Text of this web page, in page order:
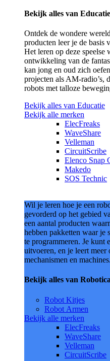
Bekijk alles van
Ontdek de wondere
producten leer je de basis
Het leren op deze speelse
ontwikkeling van de
kan jong en oud zich
projecten als AM-radio’s,
robots met talloze
Bekijk alles van Educatie
Bekijk alle merken
ElecFreaks
WaveShare
Velleman
CircuitScribe
Elenco Snap
Makedo
SOS Technic
Wil je leren hoe je een
gevorderd op het gebied
een aantal producten
hebben pakketten waar je
te programmeren. Je kunt
uitvoeren, en je leert meer
mechanismen en machines.
Bekijk alles van Robotica
Robot Kitjes
Robot Armen
Bekijk alle merken
ElecFreaks
WaveShare
Velleman
CircuitScribe